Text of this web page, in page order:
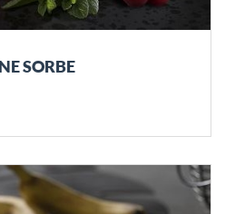
SORBE